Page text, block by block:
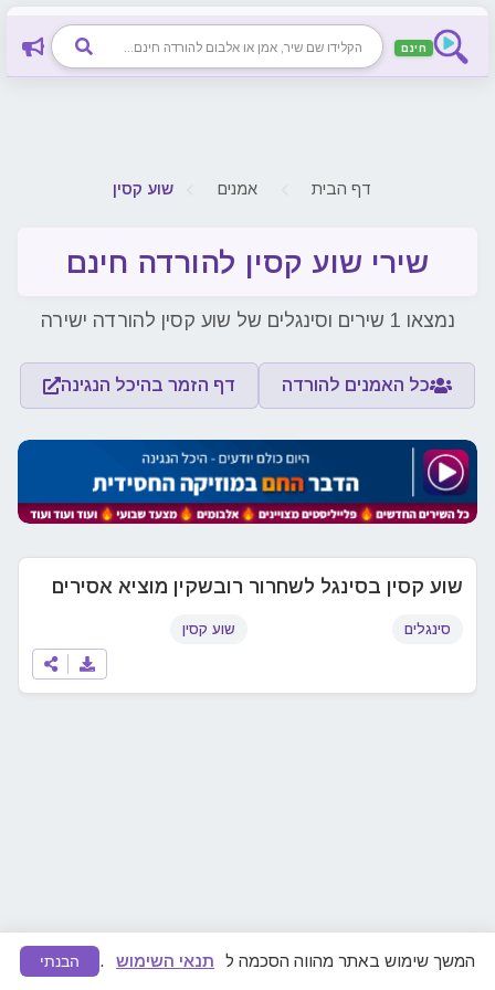
חינם
המשך שימוש באתר מהווה הסכמה ל תנאי השימוש . הבנתי
דף הבית אמנים שוע קסין
שירי שוע קסין להורדה חינם
נמצאו 1 שירים וסינגלים של שוע קסין להורדה ישירה
כל האמנים להורדה דף הזמר בהיכל הנגינה
שוע קסין בסינגל לשחרור רובשקין מוציא אסירים
סינגלים שוע קסין
מצאתם תוכן לא ראוי או הפרת זכויות יוצרים? ונפעל להסרה מיידית.